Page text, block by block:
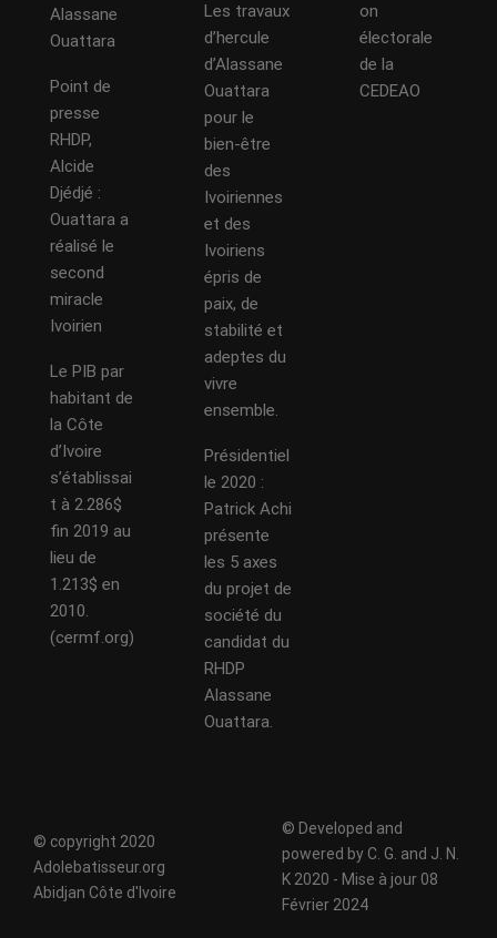
Alassane
Ouattara
Point de
presse
RHDP,
Alcide
Djédjé :
Ouattara a
réalisé le
second
miracle
Ivoirien
Le PIB par
habitant de
la Côte
d’Ivoire
s’établissai
t à 2.286$
fin 2019 au
lieu de
1.213$ en
2010.
(cermf.org)
Les travaux
d’hercule
d’Alassane
Ouattara
pour le
bien-être
des
Ivoiriennes
et des
Ivoiriens
épris de
paix, de
stabilité et
adeptes du
vivre
ensemble.
Présidentiel
le 2020 :
Patrick Achi
présente
les 5 axes
du projet de
société du
candidat du
RHDP
Alassane
Ouattara.
on
électorale
de la
CEDEAO
© copyright 2020
Adolebatisseur.org
Abidjan Côte d'Ivoire
© Developed and
powered by C. G. and J. N.
K 2020 - Mise à jour 08
Février 2024